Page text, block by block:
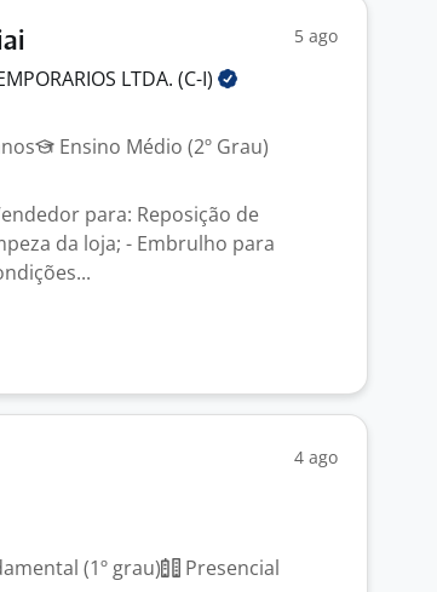
5 ago
LTDA. (C-I)
Ensino Médio (2º Grau)
para: Reposição de
da loja; - Embrulho para
4 ago
(1º grau)
Presencial